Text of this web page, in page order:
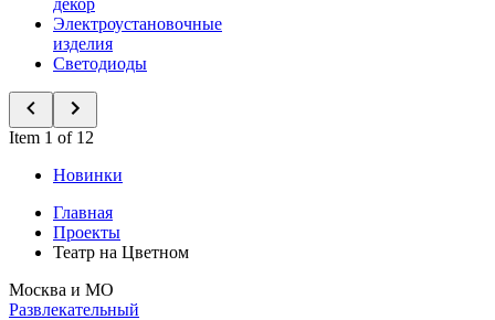
декор
Электроустановочные
изделия
Светодиоды
Item 1 of 12
Новинки
Главная
Проекты
Театр на Цветном
Москва и МО
Развлекательный